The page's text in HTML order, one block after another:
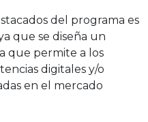
del programa es
que se diseña un
que permite a los
digitales y/o
en el mercado